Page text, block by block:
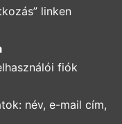
linken
fiók
név, e-mail cím,